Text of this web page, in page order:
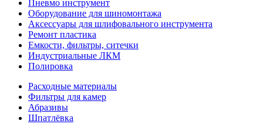
Пневмо инструмент
Оборудование для шиномонтажа
Аксессуары для шлифовального инструмента
Ремонт пластика
Емкости, фильтры, ситечки
Индустриальные ЛКМ
Полировка
Расходные материалы
Фильтры для камер
Абразивы
Шпатлёвка